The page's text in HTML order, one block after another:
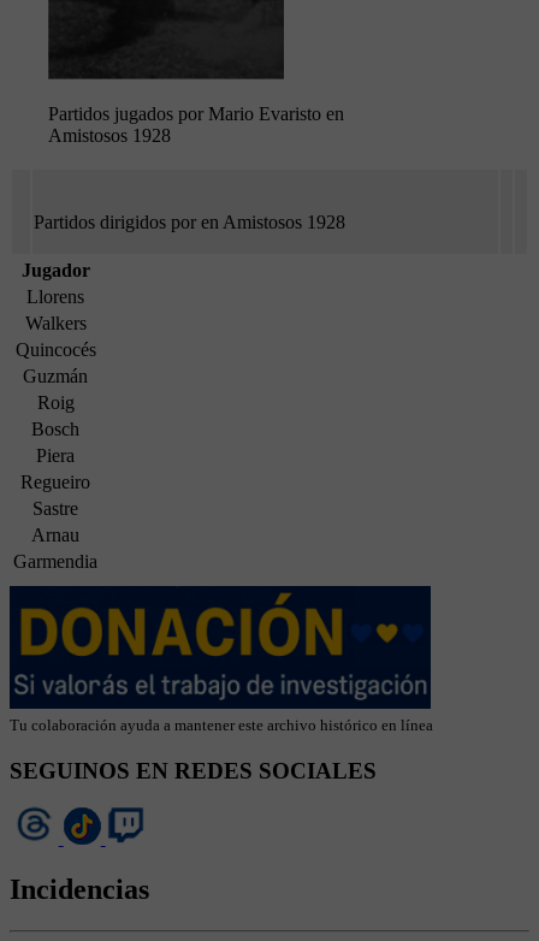
Partidos jugados por Mario Evaristo en
Amistosos 1928
Partidos dirigidos por en Amistosos 1928
Jugador
Llorens
Walkers
Quincocés
Guzmán
Roig
Bosch
Piera
Regueiro
Sastre
Arnau
Garmendia
Tu colaboración ayuda a mantener este archivo histórico en línea
SEGUINOS EN REDES SOCIALES
Incidencias